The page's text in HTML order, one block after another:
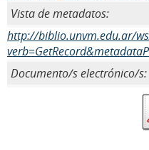
Vista de metadatos:
http://biblio.unvm.edu.ar/
Documento/s electrónico/s: